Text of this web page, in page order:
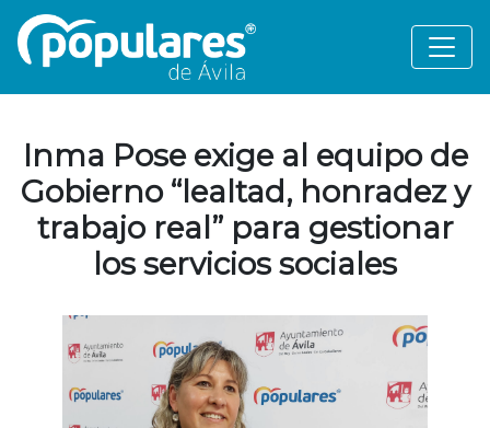
Inma Pose exige al equipo de
Gobierno “lealtad, honradez y
trabajo real” para gestionar
los servicios sociales